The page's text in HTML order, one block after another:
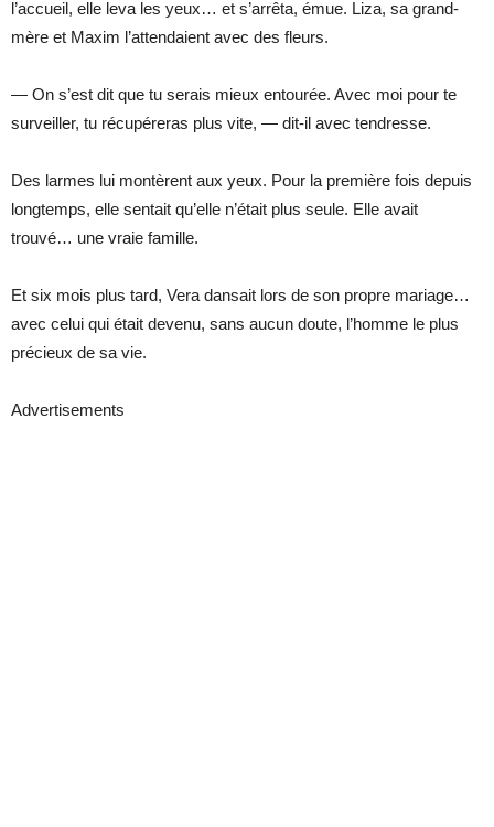
l’accueil, elle leva les yeux… et s’arrêta, émue. Liza, sa grand-
mère et Maxim l’attendaient avec des fleurs.
— On s’est dit que tu serais mieux entourée. Avec moi pour te
surveiller, tu récupéreras plus vite, — dit-il avec tendresse.
Des larmes lui montèrent aux yeux. Pour la première fois depuis
longtemps, elle sentait qu’elle n’était plus seule. Elle avait
trouvé… une vraie famille.
Et six mois plus tard, Vera dansait lors de son propre mariage…
avec celui qui était devenu, sans aucun doute, l’homme le plus
précieux de sa vie.
Advertisements